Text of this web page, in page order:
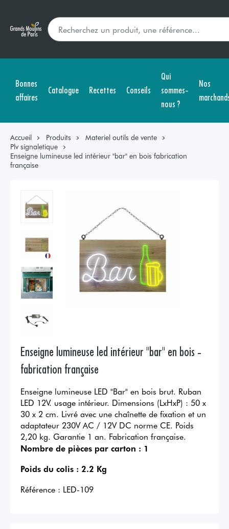
Bonnes
affaires
Catalogue Recettes Conseils
Qui
sommes-
nous ?
Nos
Accueil Produits
Materiel outils de vente
Plv signaletique
Enseigne lumineuse led intérieur "bar" en bois fabrication
française
Enseigne lumineuse led intérieur "bar" en bois -
fabrication française
Enseigne lumineuse LED "Bar" en bois brut. Ruban
LED 12V. usage intérieur. Dimensions (LxHxP) : 50 x
30 x 2 cm. Livré avec une chaînette de fixation et un
adaptateur 230V AC / 12V DC norme CE. Poids
2,20 kg. Garantie 1 an. Fabrication française.
Nombre de pièces par carton : 1
Poids du colis : 2.2 Kg
Référence : LED-109